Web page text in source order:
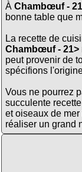
À Chambœuf - 21
bonne table que
La recette de
Chambœuf - 21>
peut provenir de
spécifions
Vous ne pourrez
succulente
et oiseaux de
réaliser un grand